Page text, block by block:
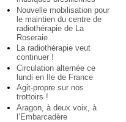
Nouvelle mobilisation pour
le maintien du centre de
radiothérapie de La
Roseraie
La radiothérapie veut
continuer !
Circulation alternée ce
lundi en Ile de France
Agit-propre sur nos
trottoirs !
Aragon, à deux voix, à
l’Embarcadère